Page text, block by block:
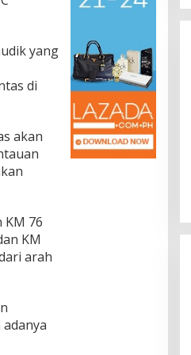
yang
di
akan
76
KM
arah
MPR Ahmad Muzani,